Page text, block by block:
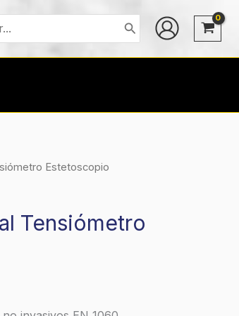
Estetoscopio
Tensiómetro